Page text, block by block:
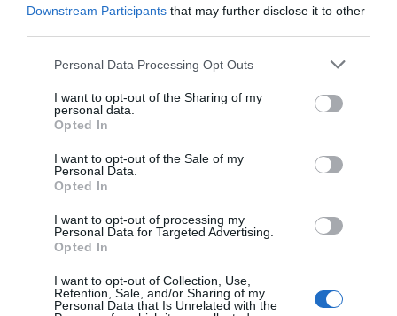
Downstream Participants that may further disclose it to other
Personal Data Processing Opt Outs
I want to opt-out of the Sharing of my
personal data.
Opted In
I want to opt-out of the Sale of my
Personal Data.
Opted In
I want to opt-out of processing my
Personal Data for Targeted Advertising.
Opted In
I want to opt-out of Collection, Use,
Retention, Sale, and/or Sharing of my
Personal Data that Is Unrelated with the
Slånbärssnaps